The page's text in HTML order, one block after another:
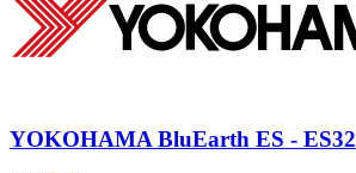
YOKOHAMA BluEarth ES - ES32